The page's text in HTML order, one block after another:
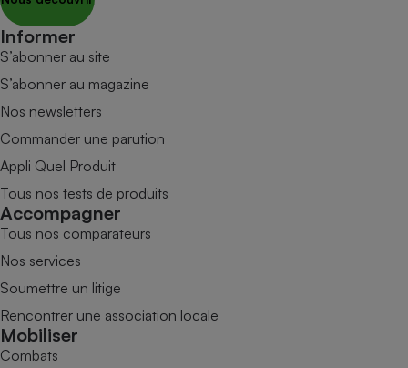
Informer
S’abonner au site
S’abonner au magazine
Nos newsletters
Commander une parution
Appli Quel Produit
Tous nos tests de produits
Accompagner
Tous nos comparateurs
Nos services
Soumettre un litige
Rencontrer une association locale
Mobiliser
Combats